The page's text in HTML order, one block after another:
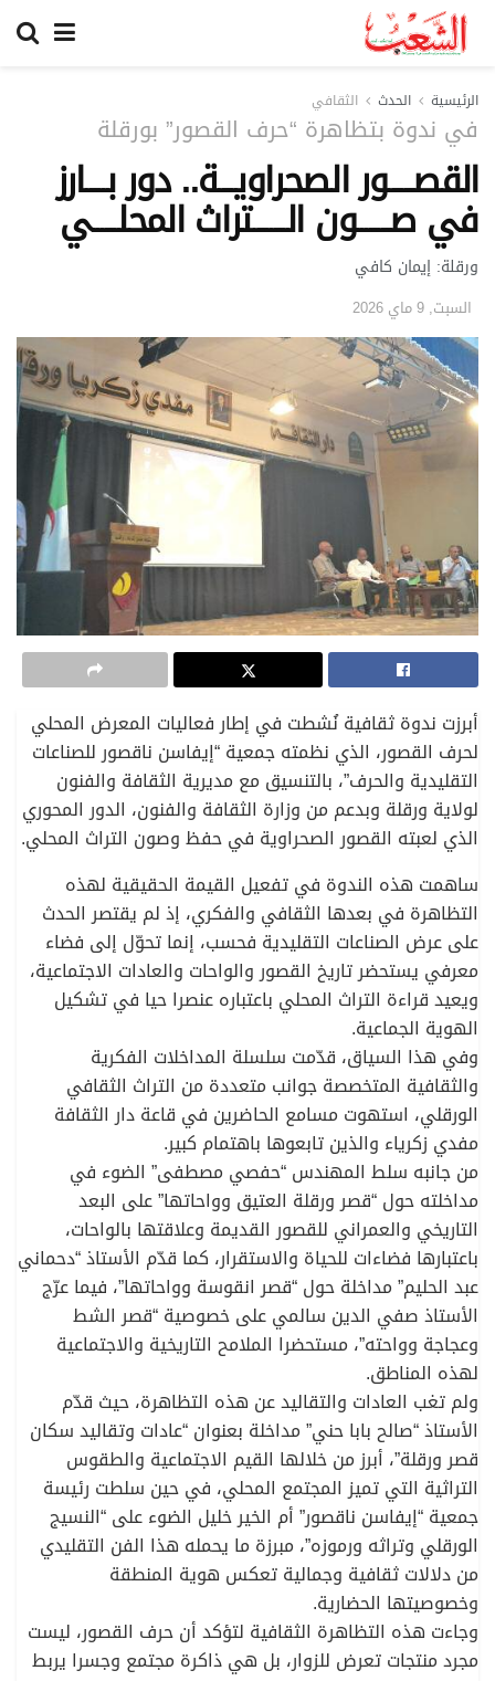
الرئيسية الحدث الثقافي
في ندوة بتظاهرة “حرف القصور” بورقلة
القصــــــور الصحراويــــة.. دور بـــــارز
في صــــــــون الــــــــتراث المحلــــــي
ورقلة: إيمان كافي
السبت, 9 ماي 2026
أبرزت ندوة ثقافية نُشطت في إطار فعاليات المعرض المحلي
لحرف القصور، الذي نظمته جمعية “إيفاسن ناقصور للصناعات
التقليدية والحرف”، بالتنسيق مع مديرية الثقافة والفنون
لولاية ورقلة وبدعم من وزارة الثقافة والفنون، الدور المحوري
الذي لعبته القصور الصحراوية في حفظ وصون التراث المحلي.
ساهمت هذه الندوة في تفعيل القيمة الحقيقية لهذه
التظاهرة في بعدها الثقافي والفكري، إذ لم يقتصر الحدث
على عرض الصناعات التقليدية فحسب، إنما تحوّل إلى فضاء
معرفي يستحضر تاريخ القصور والواحات والعادات الاجتماعية،
ويعيد قراءة التراث المحلي باعتباره عنصرا حيا في تشكيل
الهوية الجماعية.
وفي هذا السياق، قدّمت سلسلة المداخلات الفكرية
والثقافية المتخصصة جوانب متعددة من التراث الثقافي
الورقلي، استهوت مسامع الحاضرين في قاعة دار الثقافة
مفدي زكرياء والذين تابعوها باهتمام كبير.
من جانبه سلط المهندس “حفصي مصطفى” الضوء في
مداخلته حول “قصر ورقلة العتيق وواحاتها” على البعد
التاريخي والعمراني للقصور القديمة وعلاقتها بالواحات،
باعتبارها فضاءات للحياة والاستقرار، كما قدّم الأستاذ “دحماني
عبد الحليم” مداخلة حول “قصر انقوسة وواحاتها”، فيما عرّج
الأستاذ صفي الدين سالمي على خصوصية “قصر الشط
وعجاجة وواحته”، مستحضرا الملامح التاريخية والاجتماعية
لهذه المناطق.
ولم تغب العادات والتقاليد عن هذه التظاهرة، حيث قدّم
الأستاذ “صالح بابا حني” مداخلة بعنوان “عادات وتقاليد سكان
قصر ورقلة”، أبرز من خلالها القيم الاجتماعية والطقوس
التراثية التي تميز المجتمع المحلي، في حين سلطت رئيسة
جمعية “إيفاسن ناقصور” أم الخير خليل الضوء على “النسيج
الورقلي وتراثه ورموزه”، مبرزة ما يحمله هذا الفن التقليدي
من دلالات ثقافية وجمالية تعكس هوية المنطقة
وخصوصيتها الحضارية.
وجاءت هذه التظاهرة الثقافية لتؤكد أن حرف القصور، ليست
مجرد منتجات تعرض للزوار، بل هي ذاكرة مجتمع وجسرا يربط